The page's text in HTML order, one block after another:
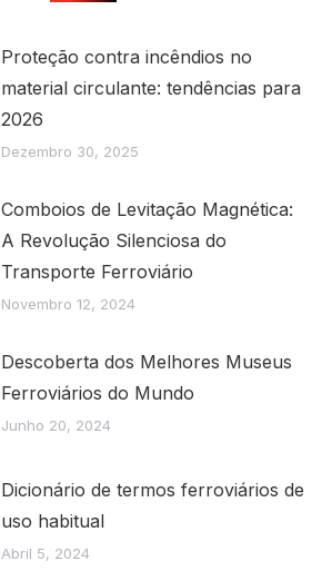
Proteção contra incêndios no
material circulante: tendências para
2026
Dezembro 30, 2025
Comboios de Levitação Magnética:
A Revolução Silenciosa do
Transporte Ferroviário
Novembro 12, 2024
Descoberta dos Melhores Museus
Ferroviários do Mundo
Junho 20, 2024
Dicionário de termos ferroviários de
uso habitual
Abril 5, 2024